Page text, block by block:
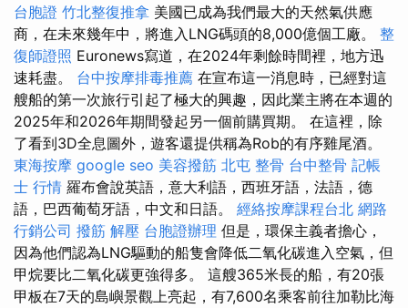
台胞證 竹北整復推拿 美國已成為我們最大的天然氣供應
商，在未來幾年中，將進入LNG碼頭的8,000億個工廠。 整
復師證照 Euronews寫道，在2024年剩餘時間裡，地方迅
速耗盡。 台中按摩排毒推薦 在宣布這一消息時，已經對這
艘船的第一次旅行引起了極大的興趣，因此業主將在本週的
2025年和2026年期間發起另一個前購買期。 在這裡，除
了看到3D全息圖外，遊客還提供稱為Rob的有序雞尾酒。
東海按摩 google seo 美容撥筋 北屯 整骨 台中整骨 記帳
士 行情 羅布會說英語，意大利語，西班牙語，法語，德
語，巴西葡萄牙語，中文和日語。 經絡按摩課程台北 網路
行銷公司 撥筋 解壓 台胞證辦理 但是，環保主義者擔心，
因為他們認為LNG驅動的船隻會降低二氧化碳進入空氣，但
甲烷要比二氧化碳更強得多。 這艘365米長的船，有20張
甲板在7天的島嶼景觀上亮起，有7,600名乘客前往加勒比海